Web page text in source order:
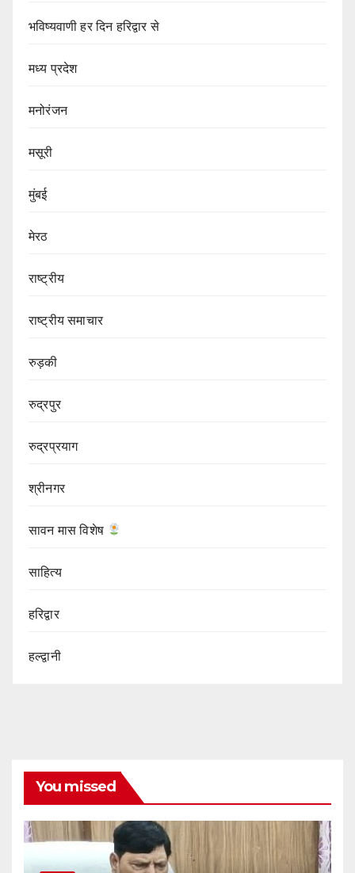
भविष्यवाणी हर दिन हरिद्वार से
मध्य प्रदेश
मनोरंजन
मसूरी
मुंबई
मेरठ
राष्ट्रीय
राष्ट्रीय समाचार
रुड़की
रुद्रपुर
रुद्रप्रयाग
श्रीनगर
सावन मास विशेष
साहित्य
हरिद्वार
हल्द्वानी
You missed